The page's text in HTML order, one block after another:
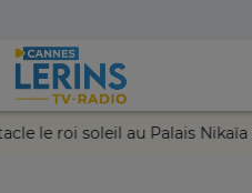
le roi soleil au Palais